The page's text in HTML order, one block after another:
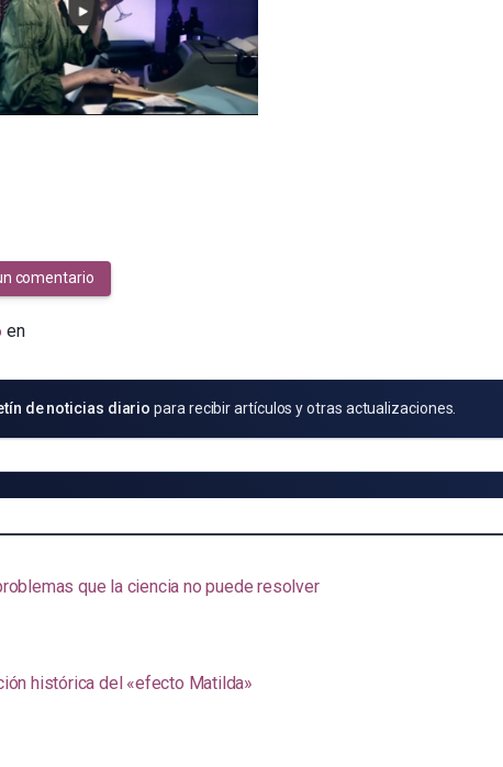
comentario
en
de noticias diario para recibir artículos y otras actualizaciones.
que la ciencia no puede resolver
histórica del «efecto Matilda»